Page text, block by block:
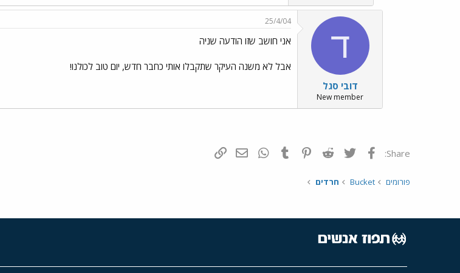
ד
דובי סגל
New member
25/4/04
אני חושב שזו הודעה שניה
אבל לא משנה העיקר שתקבלו אותי כחבר חדש, יום טוב לכולנו!
Share: פייסבוק Twitter
Reddit
Pinterest
Tumblr
WhatsAppדואר אלקטרוני
פורומים Bucket חרדים